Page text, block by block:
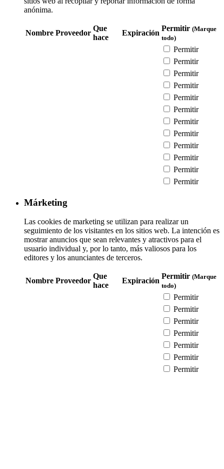
anónima.
Nombre Proveedor
Que
hace
Expiración
Permitir (Marque
todo)
Permitir
Permitir
Permitir
Permitir
Permitir
Permitir
Permitir
Permitir
Permitir
Permitir
Permitir
Permitir
Márketing
Las cookies de marketing se utilizan para realizar un
seguimiento de los visitantes en los sitios web. La intención es
mostrar anuncios que sean relevantes y atractivos para el
usuario individual y, por lo tanto, más valiosos para los
editores y los anunciantes de terceros.
Nombre Proveedor
Que
hace
Expiración
Permitir (Marque
todo)
Permitir
Permitir
Permitir
Permitir
Permitir
Permitir
Permitir